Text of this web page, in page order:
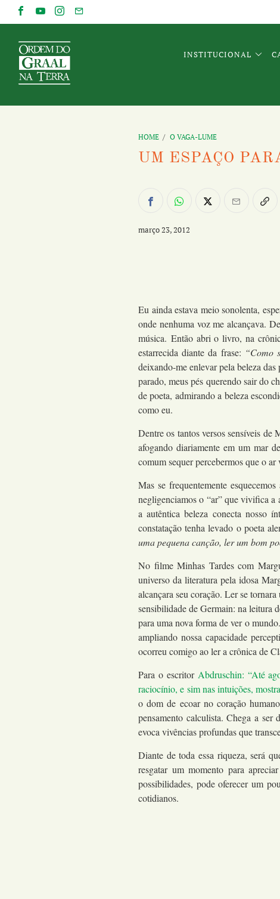
INSTITUCIONAL
HOME / O VAGA-LUME
UM ESPAÇO
março 23, 2012
Eu ainda estava meio sonolenta,
onde nenhuma voz me alcançava.
música. Então abri o livro, na
estarrecida diante da frase: “Como
deixando-me enlevar pela beleza
parado, meus pés querendo sair do
de poeta, admirando a beleza
como eu.
Dentre os tantos versos sensíveis de
afogando diariamente em um mar
comum sequer percebermos que o
Mas se frequentemente
negligenciamos o “ar” que vivifica a
a autêntica beleza conecta nosso
constatação tenha levado o poeta
uma pequena canção, ler um bom
No filme Minhas Tardes com
universo da literatura pela idosa
alcançara seu coração. Ler se
sensibilidade de Germain: na leitura
para uma nova forma de ver o
ampliando nossa capacidade
ocorreu comigo ao ler a crônica de
Para o escritor Abdruschin: “Até
raciocínio, e sim nas intuições,
o dom de ecoar no coração
pensamento calculista. Chega a
evoca vivências profundas que
Diante de toda essa riqueza, será
resgatar um momento para
possibilidades, pode oferecer um
cotidianos.